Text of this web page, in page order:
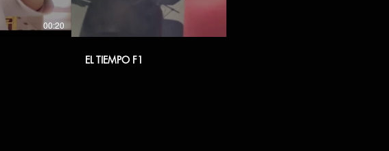
00:20
EL TIEMPO F1